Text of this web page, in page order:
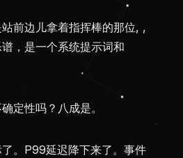
前边儿拿着指挥棒的那位, ,
，是一个系统提示词和
定性吗？八成是。
。P99延迟降下来了。事件